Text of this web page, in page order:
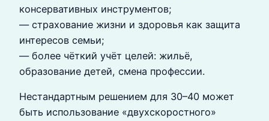
консервативных инструментов;
— страхование жизни и здоровья как защита
интересов семьи;
— более чёткий учёт целей: жильё,
образование детей, смена профессии.
Нестандартным решением для 30–40 может
быть использование «двухскоростного»